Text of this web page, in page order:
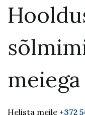
Helista meile +372